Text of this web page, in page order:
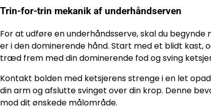
Trin-for-trin mekanik af underhåndserven
For at udføre en underhåndsserve, skal du
er i den dominerende hånd. Start med et blidt kast,
træd frem med din dominerende fod og sving
Kontakt bolden med ketsjerens strenge i en let
din arm og afslutte svinget over din krop. Denne
mod dit ønskede målområde.